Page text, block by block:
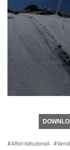
Affari istituzionali ·